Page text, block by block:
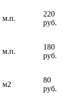
м.п.
220
руб.
м.п.
180
руб.
м2
80
руб.